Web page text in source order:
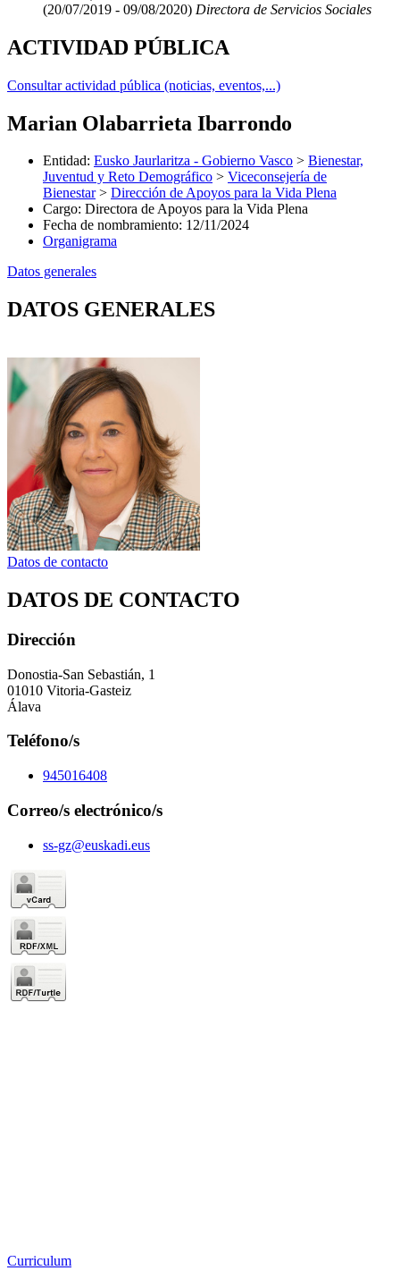
(20/07/2019 - 09/08/2020) Directora de Servicios Sociales
ACTIVIDAD PÚBLICA
Consultar actividad pública (noticias, eventos,...)
Marian Olabarrieta Ibarrondo
Entidad: Eusko Jaurlaritza - Gobierno Vasco > Bienestar,
Juventud y Reto Demográfico > Viceconsejería de
Bienestar> Dirección de Apoyos para la Vida Plena
Cargo: Directora de Apoyos para la Vida Plena
Fecha de nombramiento: 12/11/2024
Organigrama
Datos generales
DATOS GENERALES
Datos de contacto
DATOS DE CONTACTO
Dirección
Donostia-San Sebastián, 1
01010 Vitoria-Gasteiz
Álava
Teléfono/s
945016408
Correo/s electrónico/s
ss-gz@euskadi.eus
Curriculum